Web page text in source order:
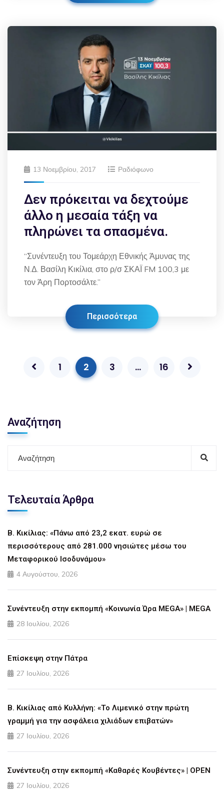
13 Νοεμβρίου, 2017 Ραδιόφωνο
Δεν πρόκειται να δεχτούμε
άλλο η μεσαία τάξη να
πληρώνει τα σπασμένα.
“Συνέντευξη του Τομεάρχη Εθνικής Άμυνας της
Ν.Δ. Βασίλη Κικίλια, στο ρ/σ ΣΚΑΪ FM 100,3 με
τον Άρη Πορτοσάλτε.”
Περισσότερα
1 2 3 … 16
Αναζήτηση
Τελευταία Άρθρα
Β. Κικίλιας: «Πάνω από 23,2 εκατ. ευρώ σε
περισσότερους από 281.000 νησιώτες μέσω του
Μεταφορικού Ισοδυνάμου»
4 Αυγούστου, 2026
Συνέντευξη στην εκπομπή «Κοινωνία Ώρα MEGA» | MEGA
28 Ιουλίου, 2026
Επίσκεψη στην Πάτρα
27 Ιουλίου, 2026
Β. Κικίλιας από Κυλλήνη: «Το Λιμενικό στην πρώτη
γραμμή για την ασφάλεια χιλιάδων επιβατών»
27 Ιουλίου, 2026
Συνέντευξη στην εκπομπή «Καθαρές Κουβέντες» | OPEN
27 Ιουλίου, 2026